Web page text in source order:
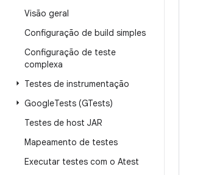
Visão geral
Configuração de build simples
Configuração de teste
complexa
Testes de instrumentação
GoogleTests (GTests)
Testes de host JAR
Mapeamento de testes
Executar testes com o Atest